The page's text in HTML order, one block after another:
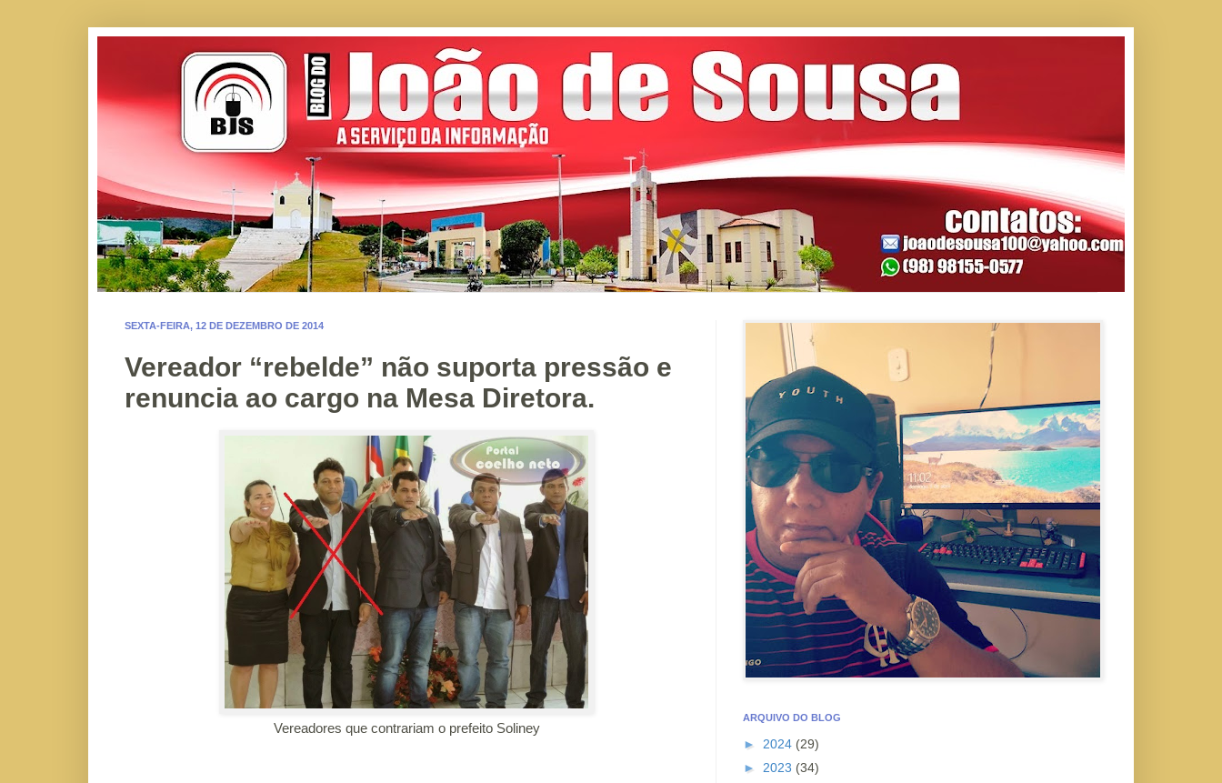
SEXTA-FEIRA, 12 DE DEZEMBRO DE 2014
Vereador “rebelde” não suporta pressão e
renuncia ao cargo na Mesa Diretora.
Vereadores que contrariam o prefeito Soliney
ARQUIVO DO BLOG
► 2024 (29)
► 2023 (34)